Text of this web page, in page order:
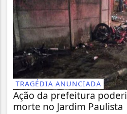
TRAGÉDIA ANUNCIADA
Ação da prefeitura
morte no Jardim Paulista